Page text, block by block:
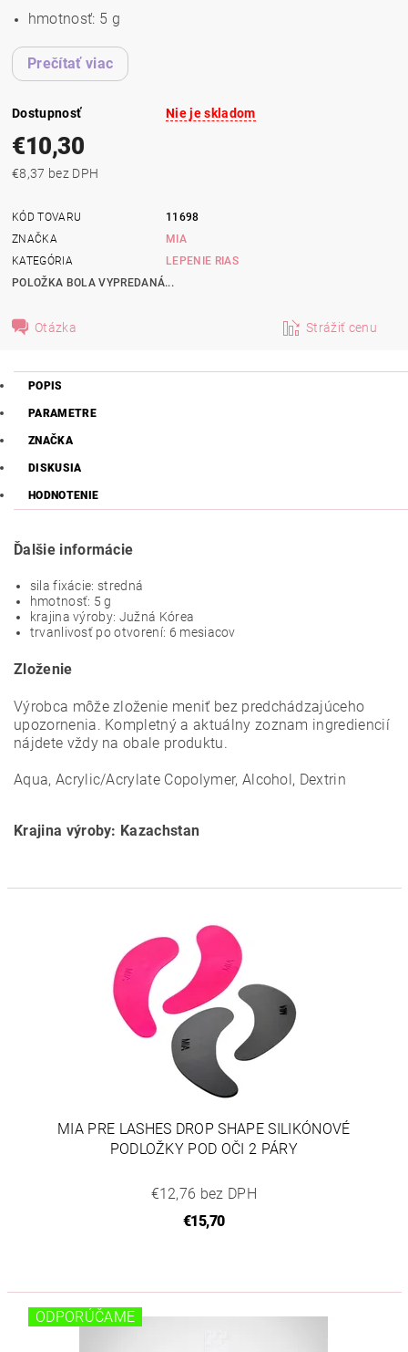
hmotnosť: 5 g
Prečítať viac
Dostupnosť Nie je skladom
€10,30
€8,37 bez DPH
KÓD TOVARU
11698
ZNAČKA
MIA
KATEGÓRIA
LEPENIE RIAS
POLOŽKA BOLA VYPREDANÁ...
Otázka Strážiť cenu
POPIS
PARAMETRE
ZNAČKA
DISKUSIA
HODNOTENIE
Ďalšie informácie
sila fixácie: stredná
hmotnosť: 5 g
krajina výroby: Južná Kórea
trvanlivosť po otvorení: 6 mesiacov
Zloženie
Výrobca môže zloženie meniť bez predchádzajúceho
upozornenia. Kompletný a aktuálny zoznam ingrediencií
nájdete vždy na obale produktu.
Aqua, Acrylic/Acrylate Copolymer, Alcohol, Dextrin
Krajina výroby: Kazachstan
MIA PRE LASHES DROP SHAPE SILIKÓNOVÉ
PODLOŽKY POD OČI 2 PÁRY
€12,76 bez DPH
€15,70
ODPORÚČAME